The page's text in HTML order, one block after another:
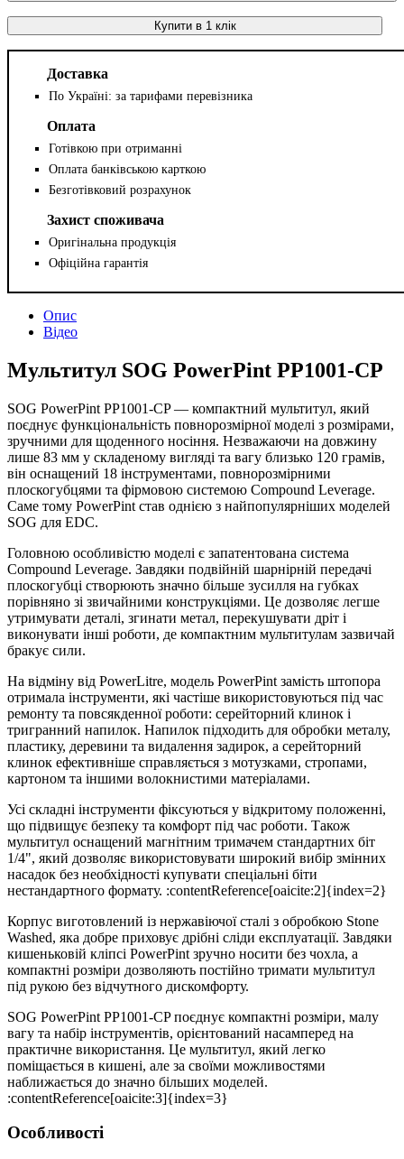
Купити в 1 клік
Доставка
По Україні: за тарифами перевізника
Оплата
Готівкою при отриманні
Оплата банківською карткою
Безготівковий розрахунок
Захист споживача
Оригінальна продукція
Офіційна гарантія
Опис
Відео
Мультитул SOG PowerPint PP1001-CP
SOG PowerPint PP1001-CP — компактний мультитул, який
поєднує функціональність повнорозмірної моделі з розмірами,
зручними для щоденного носіння. Незважаючи на довжину
лише 83 мм у складеному вигляді та вагу близько 120 грамів,
він оснащений 18 інструментами, повнорозмірними
плоскогубцями та фірмовою системою Compound Leverage.
Саме тому PowerPint став однією з найпопулярніших моделей
SOG для EDC.
Головною особливістю моделі є запатентована система
Compound Leverage. Завдяки подвійній шарнірній передачі
плоскогубці створюють значно більше зусилля на губках
порівняно зі звичайними конструкціями. Це дозволяє легше
утримувати деталі, згинати метал, перекушувати дріт і
виконувати інші роботи, де компактним мультитулам зазвичай
бракує сили.
На відміну від PowerLitre, модель PowerPint замість штопора
отримала інструменти, які частіше використовуються під час
ремонту та повсякденної роботи: серейторний клинок і
тригранний напилок. Напилок підходить для обробки металу,
пластику, деревини та видалення задирок, а серейторний
клинок ефективніше справляється з мотузками, стропами,
картоном та іншими волокнистими матеріалами.
Усі складні інструменти фіксуються у відкритому положенні,
що підвищує безпеку та комфорт під час роботи. Також
мультитул оснащений магнітним тримачем стандартних біт
1/4", який дозволяє використовувати широкий вибір змінних
насадок без необхідності купувати спеціальні біти
нестандартного формату. :contentReference[oaicite:2]{index=2}
Корпус виготовлений із нержавіючої сталі з обробкою Stone
Washed, яка добре приховує дрібні сліди експлуатації. Завдяки
кишеньковій кліпсі PowerPint зручно носити без чохла, а
компактні розміри дозволяють постійно тримати мультитул
під рукою без відчутного дискомфорту.
SOG PowerPint PP1001-CP поєднує компактні розміри, малу
вагу та набір інструментів, орієнтований насамперед на
практичне використання. Це мультитул, який легко
поміщається в кишені, але за своїми можливостями
наближається до значно більших моделей.
:contentReference[oaicite:3]{index=3}
Особливості